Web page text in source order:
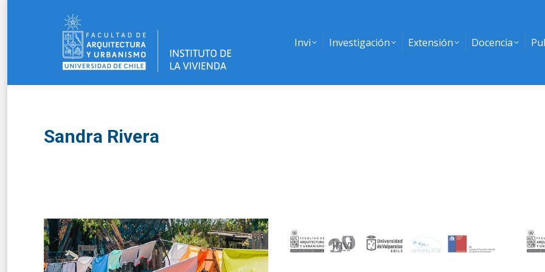
Invi Investigación Extensión Docencia
Sandra Rivera